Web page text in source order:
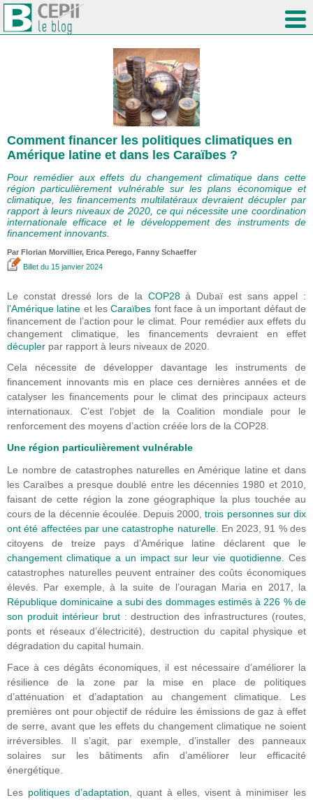
Comment financer les politiques climatiques en
Amérique latine et dans les Caraïbes ?
Pour remédier aux effets du changement climatique dans cette
région particulièrement vulnérable sur les plans économique et
climatique, les financements multilatéraux devraient décupler par
rapport à leurs niveaux de 2020, ce qui nécessite une coordination
internationale efficace et le développement des instruments de
financement innovants.
Par Florian Morvillier, Erica Perego, Fanny Schaeffer
Billet du 15 janvier 2024
Le constat dressé lors de la COP28à Dubaï est sans appel :
l’Amérique latine et lesCaraïbes font face à un important défaut de
financement de l’action pour le climat. Pour remédier aux effets du
changement climatique, les financements devraient en effet
décupler par rapport à leurs niveaux de 2020.
Cela nécessite de développer davantage les instruments de
financement innovants mis en place ces dernières années et de
catalyser les financements pour le climat des principaux acteurs
internationaux. C’est l’objet de la Coalition mondiale pour le
renforcement des moyens d’action créée lors de la COP28.
Une région particulièrement vulnérable
Le nombre de catastrophes naturelles en Amérique latine et dans
les Caraïbes a presque doublé entre les décennies 1980 et 2010,
faisant de cette région la zone géographique la plus touchée au
cours de la décennie écoulée. Depuis 2000,trois personnes sur dix
ont été affectées par une catastrophe naturelle. En 2023, 91 % des
citoyens de treize pays d’Amérique latine déclarent que le
changement climatique a un impact sur leur vie quotidienne . Ces
catastrophes naturelles peuvent entrainer des coûts économiques
élevés. Par exemple, à la suite de l’ouragan Maria en 2017, la
République dominicaine a subi des dommages estimés à 226 % de
son produit intérieur brut: destruction des infrastructures (routes,
ponts et réseaux d’électricité), destruction du capital physique et
dégradation du capital humain.
Face à ces dégâts économiques, il est nécessaire d’améliorer la
résilience de la zone par la mise en place de politiques
d’atténuation et d’adaptation au changement climatique. Les
premières ont pour objectif de réduire les émissions de gaz à effet
de serre, avant que les effets du changement climatique ne soient
irréversibles. Il s’agit, par exemple, d’installer des panneaux
solaires sur les bâtiments afin d’améliorer leur efficacité
énergétique.
Les politiques d’adaptation , quant à elles, visent à minimiser les